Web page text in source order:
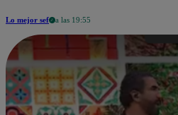
Lo mejor sef a las 19:55